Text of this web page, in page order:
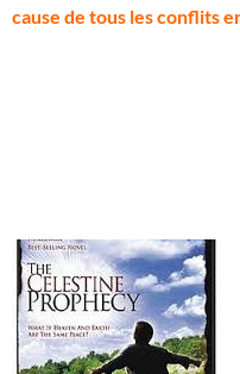
cause de tous les conflits